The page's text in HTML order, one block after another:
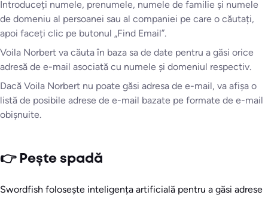
Introduceți numele, prenumele, numele de familie și numele
de domeniu al persoanei sau al companiei pe care o căutați,
apoi faceți clic pe butonul „Find Email”.
Voila Norbert va căuta în baza sa de date pentru a găsi orice
adresă de e-mail asociată cu numele și domeniul respectiv.
Dacă Voila Norbert nu poate găsi adresa de e-mail, va afișa o
listă de posibile adrese de e-mail bazate pe formate de e-mail
obișnuite.
👉 Pește spadă
Swordfish folosește inteligența artificială pentru a găsi adrese